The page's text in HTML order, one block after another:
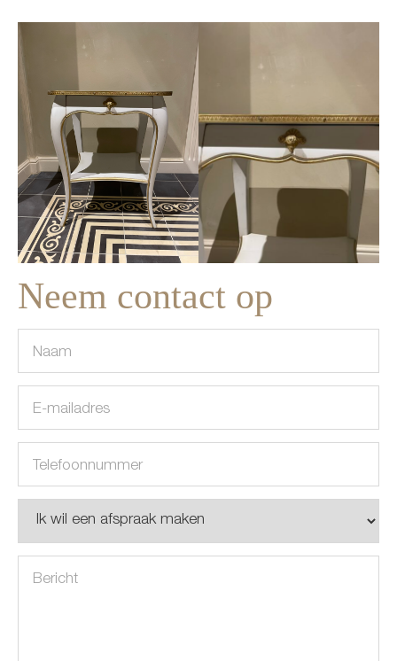
Neem contact op
mailadres(Vereist)